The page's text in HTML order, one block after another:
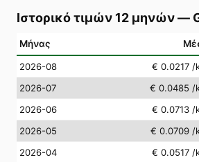
Ιστορικό τιμών 12 μηνών—
Μήνας
2026-08 € 0.0217 /
2026-07
€ 0.0485 /
2026-06
€ 0.0713 /
2026-05
€ 0.0709 /
2026-04
€ 0.0517 /